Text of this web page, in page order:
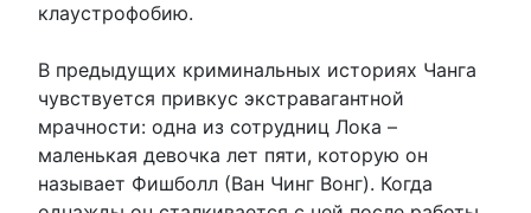
клаустрофобию.
В предыдущих криминальных историях Чанга
чувствуется привкус экстравагантной
мрачности: одна из сотрудниц Лока –
маленькая девочка лет пяти, которую он
называет Фишболл (Ван Чинг Вонг). Когда